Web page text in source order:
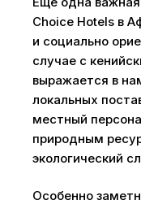
Choice Hotels в
и социально
случае с
выражается в
локальных
местный
природным
экологический
Особенно